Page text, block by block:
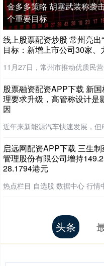
金多多策略 胡塞武装称袭
个重要目标
线上股票配资炒股 常州亮出
目标：新增上市公司30家、
11月27日，常州市推动优质民
股票融资配资APP下载 新
理要求升级，高管称设计是
因
近年来新能源汽车快速发展，
启远网配资APP下载 三生
管理股份有限公司增持
28.1794港元
热点栏目 自选股 数据中心 行情
头条